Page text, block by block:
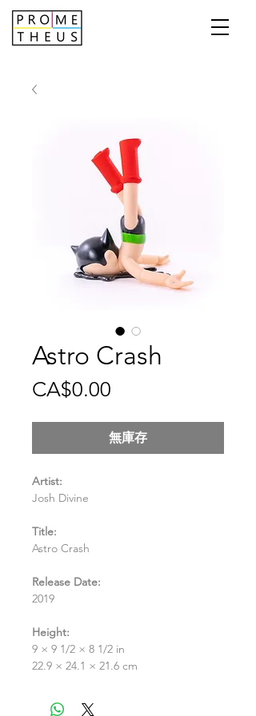
Astro Crash
CA$0.00
無庫存
Artist:
Josh Divine
Title:
Astro Crash
Release Date:
2019
Height:
9 × 9 1/2 × 8 1/2 in
22.9 × 24.1 × 21.6 cm